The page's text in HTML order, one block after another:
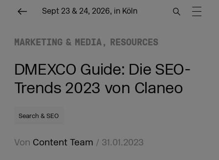
Sept 23 & 24, 2026, in Köln
MARKETING & MEDIA RESOURCES
DMEXCO Guide: Die SEO-
Trends 2023 von Claneo
Search & SEO
Von Content Team / 31.01.2023